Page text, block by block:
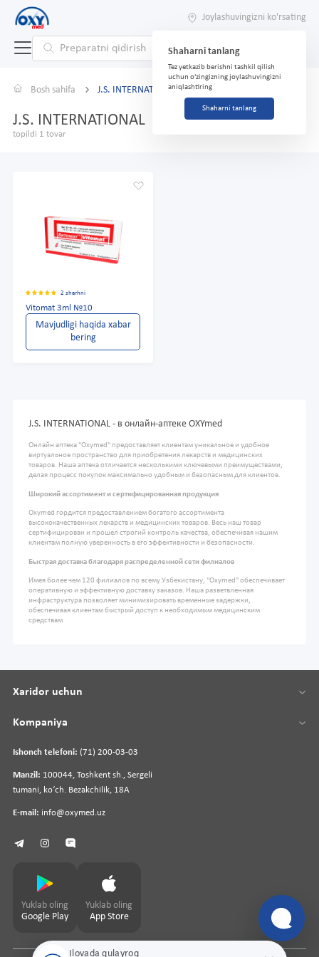
Joylashuvingizni ko'rsating
Shaharni tanlang
Tez yetkazib berishni tashkil qilish
uchun o'zingizning joylashuvingizni
aniqlashtiring
Shaharni tanlang
Bosh sahifa J.S. INTERNATIONAL
J.S. INTERNATIONAL
topildi 1 tovar
2 sharhni
Vitomat 3ml №10
Mavjudligi haqida xabar
bering
J.S. INTERNATIONAL - в онлайн-аптеке OXYmed
Онлайн аптека "Oxymed" предоставляет клиентам уникальное и удобное
виртуальное пространство для приобретения лекарств и медицинских
товаров. Наша аптека отличается несколькими ключевыми преимуществами,
делая процесс покупок максимально удобным и безопасным для клиентов.
Широкий ассортимент и сертифицированная продукция
Oxymed гордится предоставлением богатого ассортимента
высококачественных лекарств и медицинских товаров. Весь наш товар
сертифицирован и прошел строгий контроль качества, обеспечивая нашим
клиентам полную уверенность в его эффективности и безопасности.
Быстрая доставка благодаря распределенной сети филиалов
Имея более чем 120 филиалов по всему Узбекистану, "Oxymed" обеспечивает
оперативную и эффективную доставку заказов. Наша разветвленная
инфраструктура позволяет минимизировать временные задержки,
обеспечивая клиентам быстрый доступ к необходимым медицинским
средствам
Ilovada qulayroq
Ishonch telefoni: (71) 200-03-03
Manzil: 100044, Toshkent sh., Sergeli
tumani, koʻch. Bezakchilik, 18A
E-mail: info@oxymed.uz
Xaridor uchun
Kompaniya
Yuklab oling
Google Play
Yuklab oling
App Store